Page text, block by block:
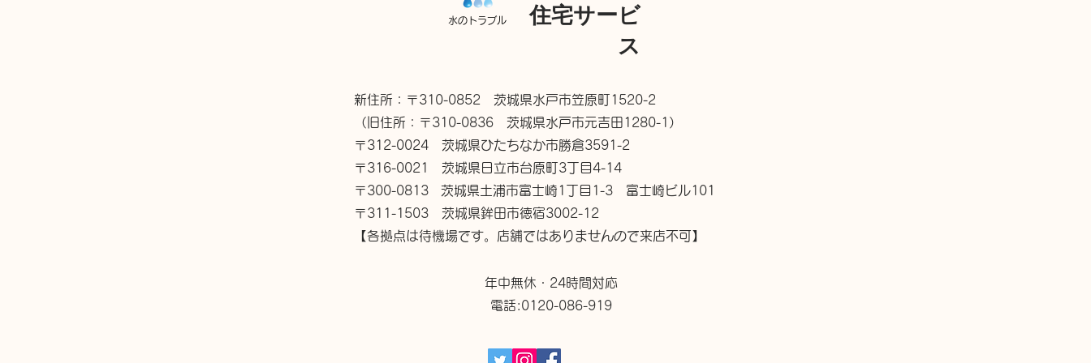
住宅サービ
ス
水のトラブル
新住所：〒310-0852 茨城県水戸市笠原町1520-2
（旧住所：〒310-0836 茨城県水戸市元吉田1280-1）
〒312-0024 茨城県ひたちなか市勝倉3591-2
〒316-0021 茨城県日立市台原町3丁目4-14
〒300-0813 茨城県土浦市富士崎1丁目1-3 富士崎ビル101
〒311-1503 茨城県鉾田市徳宿3002-12
【各拠点は待機場です。店舗ではありませんので来店不可】
年中無休・24時間対応
電話:0120-086-919